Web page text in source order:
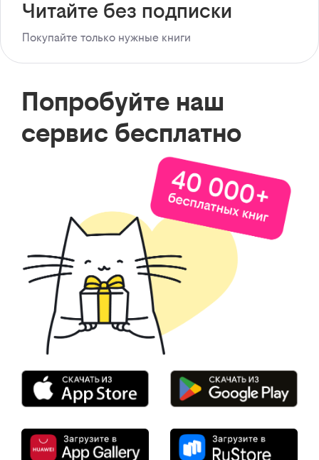
Читайте без подписки
Покупайте только нужные книги
Попробуйте наш
сервис бесплатно